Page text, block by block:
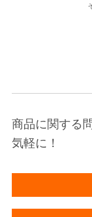
商品に関する
気軽に！